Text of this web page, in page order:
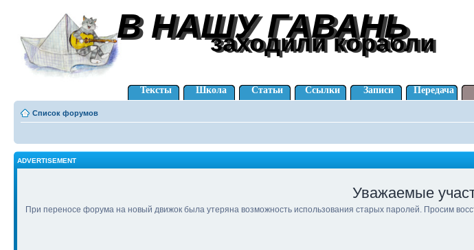
В НАШУ ГАВАНЬ
В НАШУ ГАВАНЬ
заходили корабли
заходили корабли
Тексты Школа Статьи Ссылки Записи Передача
Список форумов
ADVERTISEMENT
Уважаемые
При переносе форума на новый движок была утеряна возможность использования старых паролей. Просим